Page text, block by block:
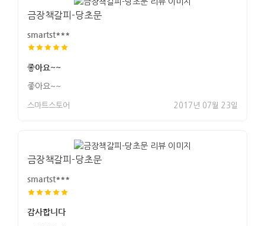
금장책갈피-당초문
smartst***
좋아요~~
좋아요~~
스마트스토어 2017년 07월 23일
금장책갈피-당초문
smartst***
감사합니다